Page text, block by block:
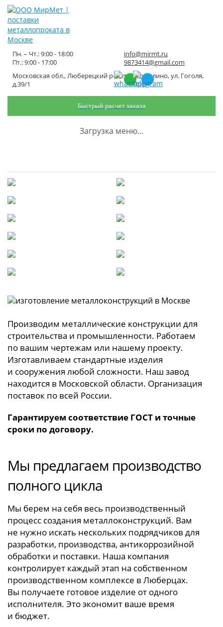
Московская обл., Люберецкий р-н, пос. Томилино, ул. Гоголя,
д.39/1
Пн. – Чт.: 9:00 - 18:00
Пт.: 9:00 - 17:00
info@mirmt.ru
9873414@gmail.com
Быстрый расчет заказа
Загрузка меню...
Изготовление
металлоконструкций на заказ
Изготовление
чертежам заказчика
Производство водосточных
Изготовление
Сварные балки
Строительные конструкции:
каркасы
Металлические колонны
Металлические заборы Опоры трубопроводов
Металлические маршевые
Изготовление
Нестандартные
Изготовление
Производим металлические конструкции для
строительства и промышленности. Работаем
по вашим чертежам или нашему проекту.
Изготавливаем стандартные изделия
и сооружения любой сложности. Наш завод
находится в Московской области. Организация
поставок по всей России.
Гарантируем соответствие ГОСТ и точные
сроки по договору.
Мы предлагаем производство
полного цикла
Мы берем на себя весь производственный
процесс создания металлоконструкций. Вам
не нужно искать нескольких подрядчиков для
разработки, производства, антикоррозийной
обработки и поставки. Наша компания
контролирует каждый этап на собственном
производственном комплексе в Люберцах.
Вы получаете готовое изделие от одного
исполнителя. Это экономит ваше время
и бюджет.